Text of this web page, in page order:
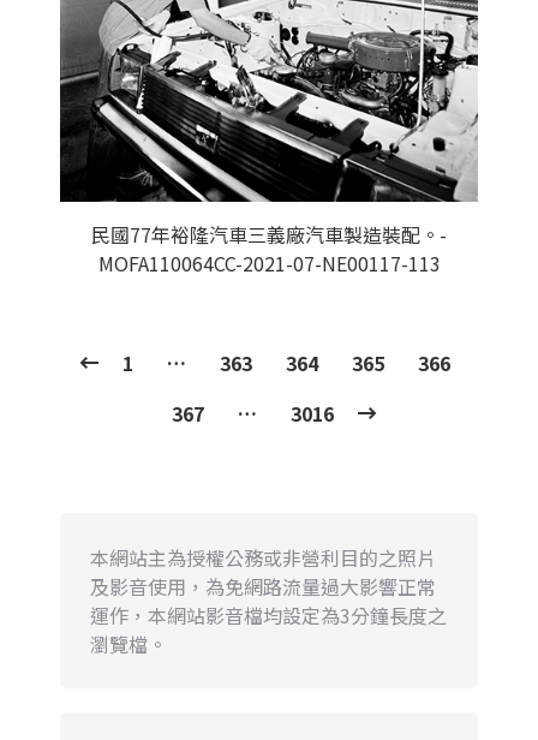
民國77年裕隆汽車三義廠汽車製造裝配。-
MOFA110064CC-2021-07-NE00117-113
1 … 363 364 365
366
367
… 3016
本網站主為授權公務或非營利目的之照片
及影音使用，為免網路流量過大影響正常
運作，本網站影音檔均設定為3分鐘長度之
瀏覽檔。